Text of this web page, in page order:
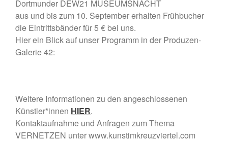
Oktober 2024
August 2024
Juli 2024
Februar 2024
Dezember 2023
November 2023
Dortmunder DEW21 MUSEUMSNACHT
aus und bis zum 10. September erhalten Frühbucher
die Eintrittsbänder für 5 € bei uns.
Hier ein Blick auf unser Programm in der Produzen-
Galerie 42:
Weitere Informationen zu den angeschlossenen
Künstler*innen HIER.
Kontaktaufnahme und Anfragen zum Thema
VERNETZEN unter www.kunstimkreuzviertel.com